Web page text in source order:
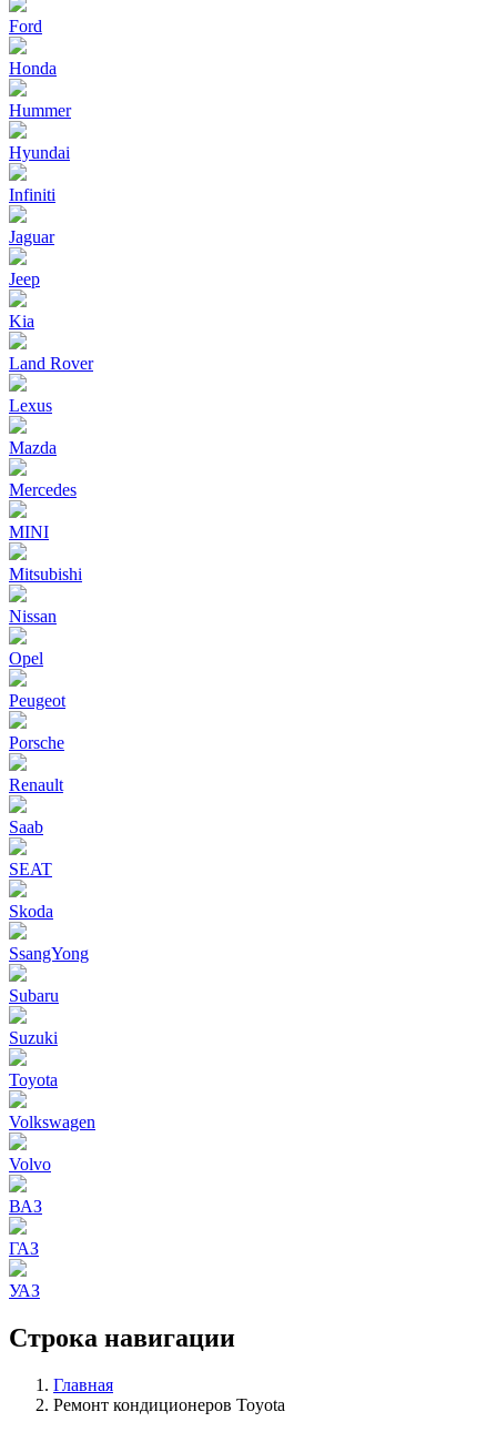
Ford
Honda
Hummer
Hyundai
Infiniti
Jaguar
Jeep
Kia
Land Rover
Lexus
Mazda
Mercedes
MINI
Mitsubishi
Nissan
Opel
Peugeot
Porsche
Renault
Saab
SEAT
Skoda
SsangYong
Subaru
Suzuki
Toyota
Volkswagen
Volvo
ВАЗ
ГАЗ
УАЗ
Строка навигации
Главная
Ремонт кондиционеров Toyota